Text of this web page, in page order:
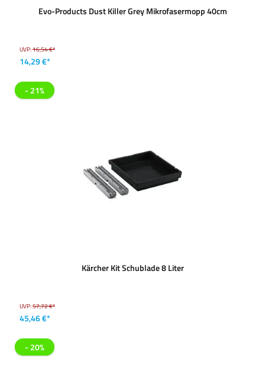
Evo-Products Dust Killer Grey Mikrofasermopp 40cm
UVP:16,54 €*
14,29 €*
- 21%
Kärcher Kit Schublade 8 Liter
UVP:57,72 €*
45,46 €*
- 20%